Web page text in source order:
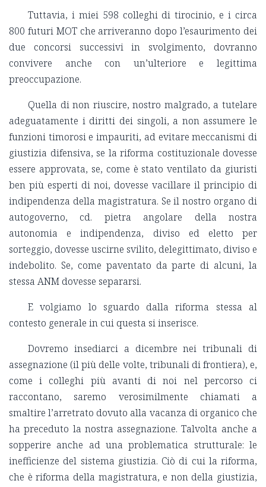
Tuttavia, i miei 598 colleghi di tirocinio, e i circa
800 futuri MOT che arriveranno dopo l’esaurimento dei
due concorsi successivi in svolgimento, dovranno
convivere anche con un’ulteriore e legittima
preoccupazione.
Quella di non riuscire, nostro malgrado, a tutelare
adeguatamente i diritti dei singoli, a non assumere le
funzioni timorosi e impauriti, ad evitare meccanismi di
giustizia difensiva, se la riforma costituzionale dovesse
essere approvata, se, come è stato ventilato da giuristi
ben più esperti di noi, dovesse vacillare il principio di
indipendenza della magistratura. Se il nostro organo di
autogoverno, cd. pietra angolare della nostra
autonomia e indipendenza, diviso ed eletto per
sorteggio, dovesse uscirne svilito, delegittimato, diviso e
indebolito. Se, come paventato da parte di alcuni, la
stessa ANM dovesse separarsi.
E volgiamo lo sguardo dalla riforma stessa al
contesto generale in cui questa si inserisce.
Dovremo insediarci a dicembre nei tribunali di
assegnazione (il più delle volte, tribunali di frontiera), e,
come i colleghi più avanti di noi nel percorso ci
raccontano, saremo verosimilmente chiamati a
smaltire l’arretrato dovuto alla vacanza di organico che
ha preceduto la nostra assegnazione. Talvolta anche a
sopperire anche ad una problematica strutturale: le
inefficienze del sistema giustizia. Ciò di cui la riforma,
che è riforma della magistratura, e non della giustizia,